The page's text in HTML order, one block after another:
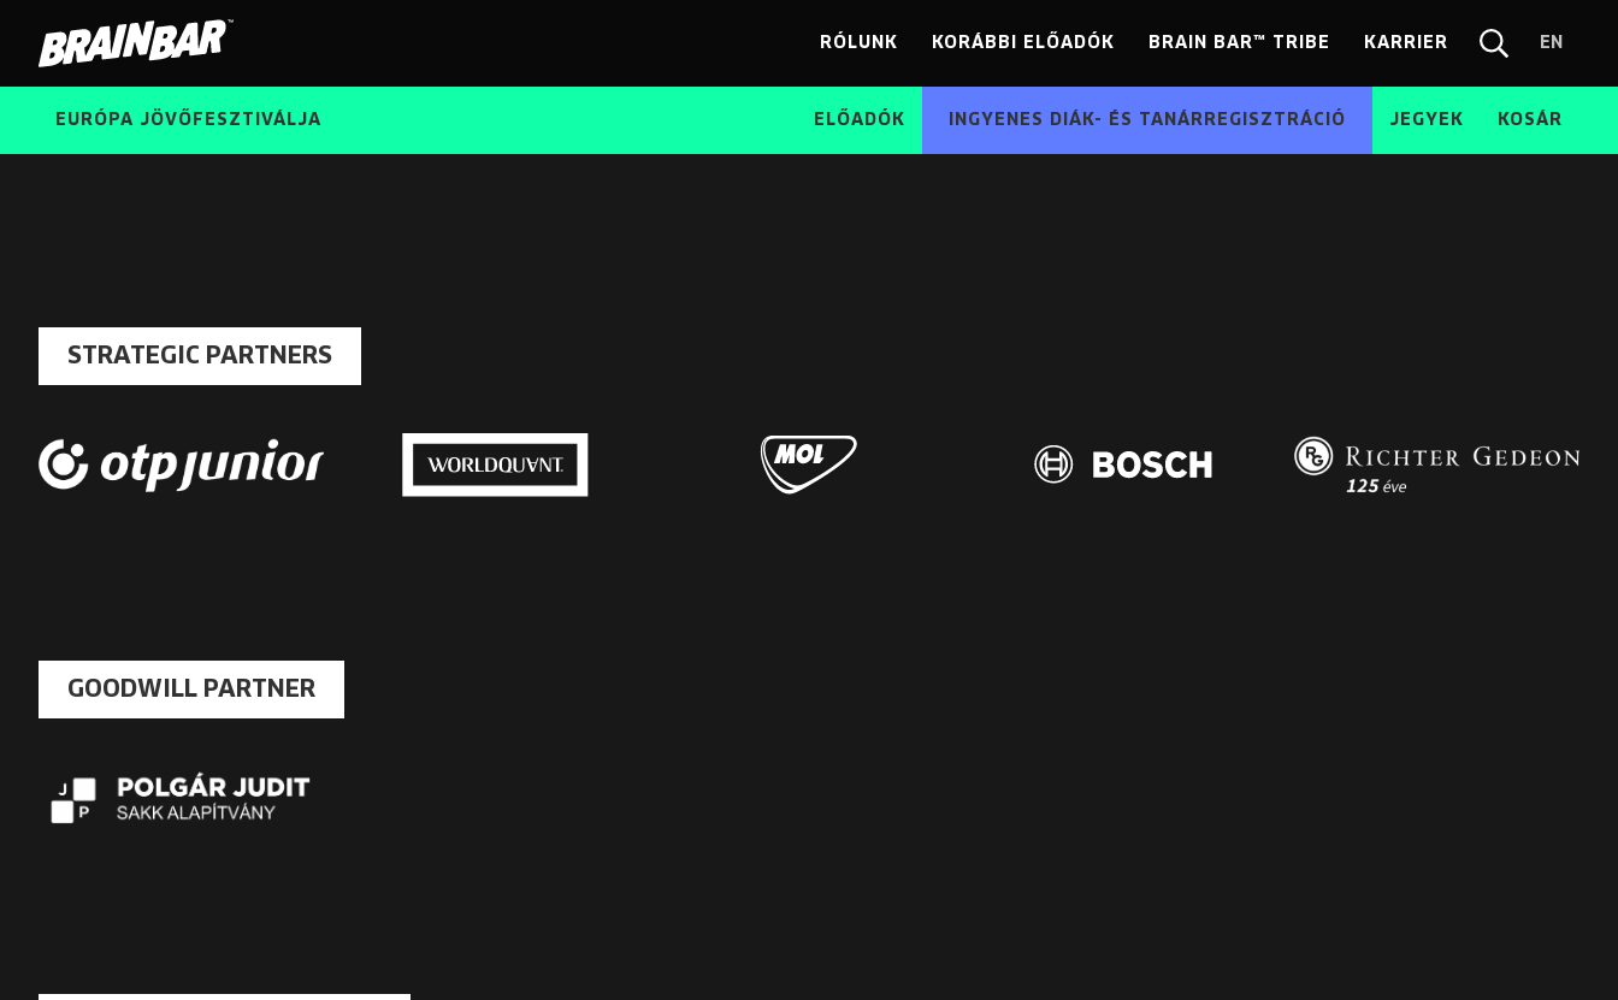
Bar
RÓLUNK KORÁBBI ELŐADÓK BRAIN BAR™ TRIBE KARRIER EN
EN
EURÓPA JÖVŐFESZTIVÁLJA ELŐADÓK INGYENES DIÁK- ÉS TANÁRREGISZTRÁCIÓ JEGYEK KOSÁR
STRATEGIC PARTNERS
GOODWILL PARTNER